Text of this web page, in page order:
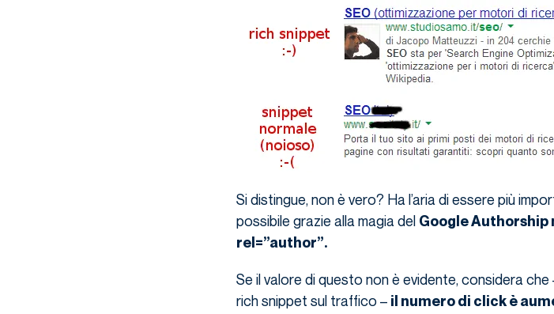
Si distingue, non è vero? Ha l’aria di essere più
possibile grazie alla magia del Google Authorship
rel=”author”.
Se il valore di questo non è evidente, considera
rich snippet sul traffico – il numero di click è